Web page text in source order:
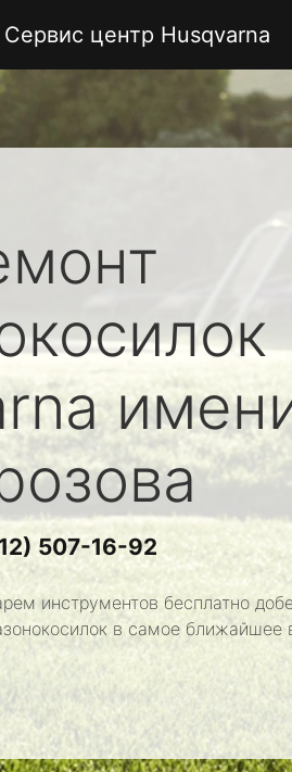
Сервис центр Husqvarna
507-16-92
инструментов бесплатно
в самое ближайшее